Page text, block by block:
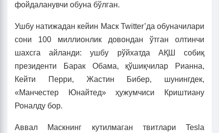
фойдаланувчи обуна бўлган.
Ушбу натижадан кейин Маск Twitter’да обуначилари
сони 100 миллионлик довондан ўтган олтинчи
шахсга айланди: ушбу рўйхатда АҚШ собиқ
президенти Барак Обама, қўшиқчилар Рианна,
Кейти Перри, Жастин Бибер, шунингдек,
«Манчестер Юнайтед» ҳужумчиси Криштиану
Роналду бор.
Аввал Маскнинг кутилмаган твитлари Tesla